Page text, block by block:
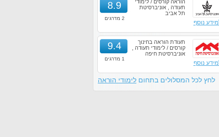
נוסף
8.9
2 מדרגים
הוראה קורסים / לימודי
תעודה , אוניברסיטת
תל אביב
נוסף
9.4
1 מדרגים
תעודת הוראה בחינוך
קורסים / לימודי תעודה ,
אוניברסיטת חיפה
לחץ לכל המסלולים בתחום לימודי הוראה